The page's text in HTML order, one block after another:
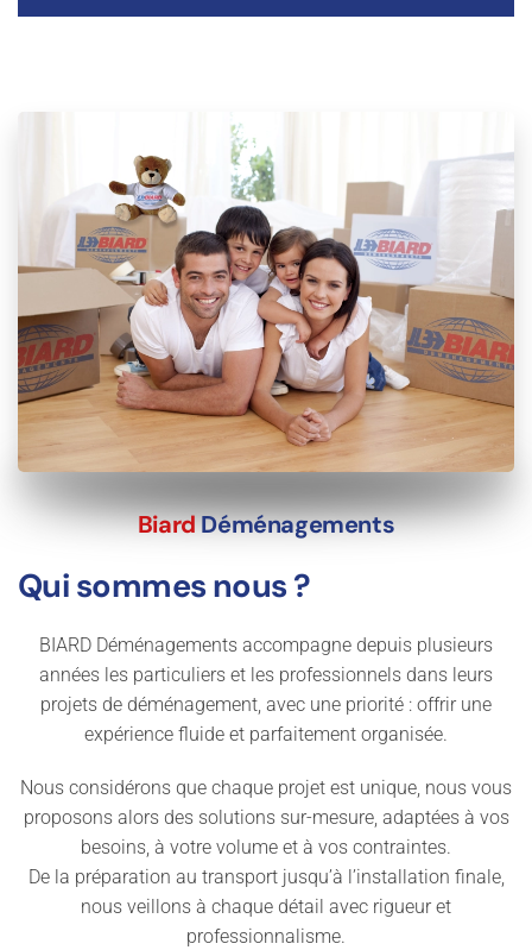
BiardDéménagements
Qui sommes nous ?
BIARD Déménagements accompagne depuis plusieurs
années les particuliers et les professionnels dans leurs
projets de déménagement, avec une priorité : offrir une
expérience fluide et parfaitement organisée.
Nous considérons que chaque projet est unique, nous vous
proposons alors des solutions sur-mesure, adaptées à vos
besoins, à votre volume et à vos contraintes.
De la préparation au transport jusqu’à l’installation finale,
nous veillons à chaque détail avec rigueur et
professionnalisme.